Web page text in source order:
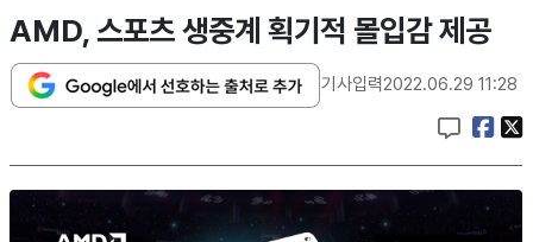
AMD, 스포츠 생중계 획기적 몰입감 제공
기사입력2022.06.29 11:28